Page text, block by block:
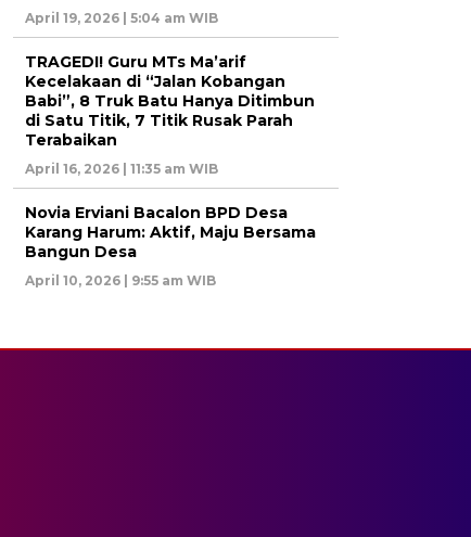
April 19, 2026 | 5:04 am WIB
TRAGEDI! Guru MTs Ma’arif
Kecelakaan di “Jalan Kobangan
Babi”, 8 Truk Batu Hanya Ditimbun
di Satu Titik, 7 Titik Rusak Parah
Terabaikan
April 16, 2026 | 11:35 am WIB
Novia Erviani Bacalon BPD Desa
Karang Harum: Aktif, Maju Bersama
Bangun Desa
April 10, 2026 | 9:55 am WIB